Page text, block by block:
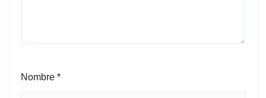
Nombre *